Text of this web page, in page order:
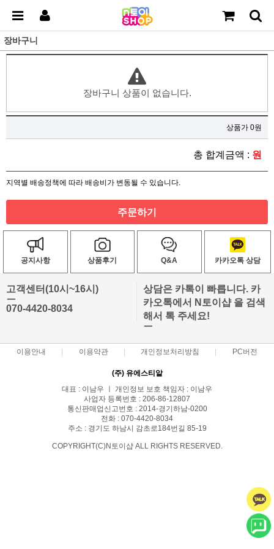
장바구니
장바구니 상품이 없습니다.
상품가 0원
총 합계금액 : 원
지역별 배송정책에 따라 배송비가 변동될 수 있습니다.
주문하기
공지사항 상품후기 Q&A 카카오톡 상담
고객센터(10시~16시)
ㅡ
070-4420-8034
상담은 카톡이 빠릅니다. 카
카오톡에서 N토이샵 을 검색
해서 톡 주세요!
ㅡ
이용안내 이용약관 개인정보처리방침 PC버전
(주) 유에스티알
대표 : 이남우 ㅣ 개인정보 보호 책임자 : 이남우
사업자 등록번호 : 206-86-12807
통신판매업신고번호 : 2014-경기하남-0200
전화 : 070-4420-8034
주소 : 경기도 하남시 감초로184번길 85-19
COPYRIGHT(C)N토이샵 ALL RIGHTS RESERVED.